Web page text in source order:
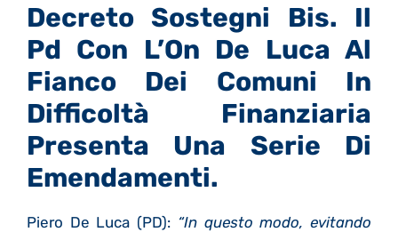
Decreto Sostegni Bis. Il
Pd Con L’On De Luca Al
Fianco Dei Comuni In
Difficoltà Finanziaria
Presenta Una Serie Di
Emendamenti.
Piero De Luca (PD): “In questo modo, evitando